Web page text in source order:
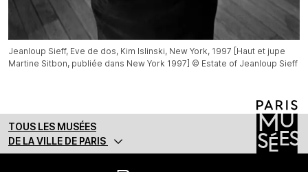
Jeanloup Sieff, Eve de dos, Kim Islinski, New York, 1997 [Haut et jupe
Martine Sitbon, publiée dans New York 1997] © Estate of Jeanloup Sieff
TOUS LES MUSÉES
DE LA VILLE DE PARIS